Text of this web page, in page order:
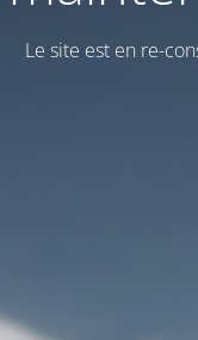
Le site est en re-